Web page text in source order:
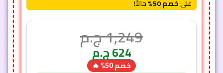
علىخصم 50% حالاً!
1,249ج.م
624ج.م
خصم 50% 🔥